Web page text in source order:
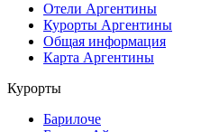
Отели Аргентины
Курорты Аргентины
Общая информация
Карта Аргентины
Курорты
Барилоче